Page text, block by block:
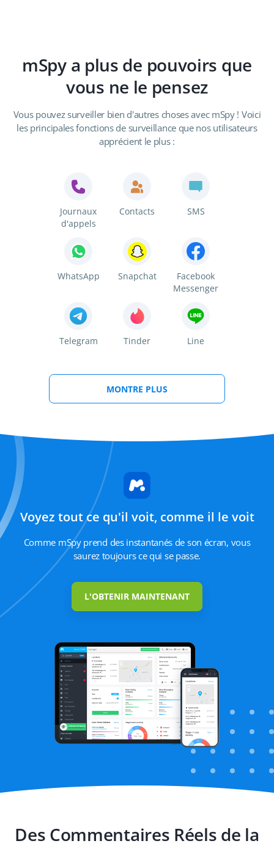
mSpy a plus de pouvoirs que
vous ne le pensez
Vous pouvez surveiller bien d'autres choses avec mSpy ! Voici
les principales fonctions de surveillance que nos utilisateurs
apprécient le plus :
Journaux
d'appels
Contacts SMS
WhatsApp Snapchat
Facebook
Messenger
Telegram Tinder Line
Viber Kik Instagram
position GPS
Géofencing
Keylogger
enregistrés
navigation
Blocage des
sites web
MONTRE PLUS
Voyez tout ce qu'il voit, comme il le voit
Comme mSpy prend des instantanés de son écran, vous
saurez toujours ce qui se passe.
L'OBTENIR MAINTENANT
Des Commentaires Réels de la